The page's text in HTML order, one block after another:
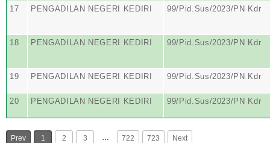
17 PENGADILAN NEGERI KEDIRI 99/Pid.Sus/2023/PN Kdr
18 PENGADILAN NEGERI KEDIRI 99/Pid.Sus/2023/PN Kdr
19 PENGADILAN NEGERI KEDIRI 99/Pid.Sus/2023/PN Kdr
20 PENGADILAN NEGERI KEDIRI 99/Pid.Sus/2023/PN Kdr
Prev 1 2 3 … 722 723 Next